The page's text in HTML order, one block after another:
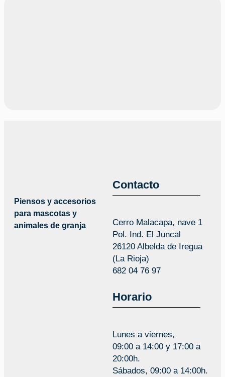
Piensos y accesorios
para mascotas y
animales de granja
Contacto
Cerro Malacapa, nave 1
Pol. Ind. El Juncal
26120 Albelda de Iregua
(La Rioja)
682 04 76 97
Horario
Lunes a viernes,
09:00 a 14:00 y 17:00 a
20:00h.
Sábados, 09:00 a 14:00h.